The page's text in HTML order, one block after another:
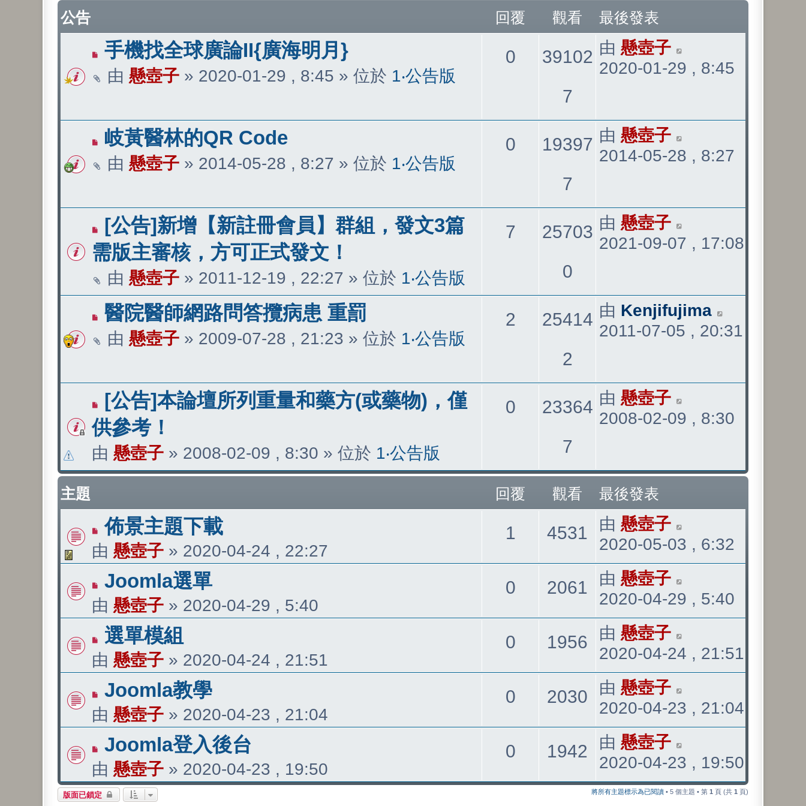
公告 回覆 觀看 最後發表
手機找全球廣論II{廣海明月}
由 懸壺子 » 2020-01-29 , 8:45 » 位於 1‧公告版
0回
39102
7觀
看
最
後
由 懸壺子
2020-01-29 , 8:45
岐黃醫林的QR Code
由 懸壺子 » 2014-05-28 , 8:27 » 位於 1‧公告版
0回
19397
7觀
看
最
後
由 懸壺子
2014-05-28 , 8:27
[公告]新增【新註冊會員】群組，發文3篇
需版主審核，方可正式發文！
由 懸壺子 » 2011-12-19 , 22:27 » 位於 1‧公告版
7回
25703
0觀
看
最
後
由 懸壺子
2021-09-07 , 17:08
醫院醫師網路問答攬病患 重罰
由 懸壺子 » 2009-07-28 , 21:23 » 位於 1‧公告版
2
25414
2
看
最
後
由 Kenjifujima
2011-07-05 , 20:31
[公告]本論壇所列重量和藥方(或藥物)，僅
供參考！
由 懸壺子 » 2008-02-09 , 8:30 » 位於 1‧公告版
0回
23364
7觀
看
最
後
由 懸壺子
2008-02-09 , 8:30
主題 回覆 觀看 最後發表
佈景主題下載
由 懸壺子 » 2020-04-24 , 22:27
1 4531 觀
看
最
後
發
表
由 懸壺子
2020-05-03 , 6:32
Joomla選單
由 懸壺子 » 2020-04-29 , 5:40
0回
2061 觀
看
最
後
發
表
由 懸壺子
2020-04-29 , 5:40
選單模組
由 懸壺子 » 2020-04-24 , 21:51
0回
1956 觀
看
最
後
發
表
由 懸壺子
2020-04-24 , 21:51
Joomla教學
由 懸壺子 » 2020-04-23 , 21:04
0回
2030 觀
看
最
後
發
表
由 懸壺子
2020-04-23 , 21:04
Joomla登入後台
由 懸壺子 » 2020-04-23 , 19:50
0回
覆
1942 觀
看
最
後
發
由 懸壺子
2020-04-23 , 19:50
版面已鎖定 將所有主題標示為已閱讀 • 5 個主題 • 第 1 頁 (共 1 頁)